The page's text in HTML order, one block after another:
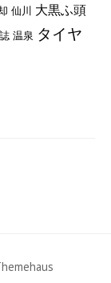
仙川 大黒ふ頭
温泉 タイヤ